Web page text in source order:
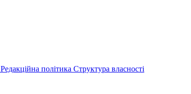
Редакційна політика Структура власності